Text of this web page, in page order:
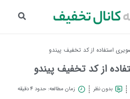
استفاده از کد تخفیف پیندو
از کد تخفیف پیندو
بدون نظر زمان مطالعه: حدود 4 دقیقه